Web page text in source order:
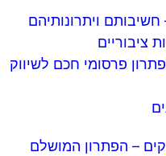
ויתרונותיהם
פרסומי חכם לשיווק
הפתרון המושלם